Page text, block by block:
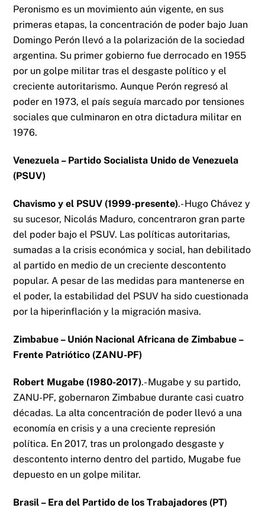
Peronismo es un movimiento aún vigente, en sus
primeras etapas, la concentración de poder bajo Juan
Domingo Perón llevó a la polarización de la sociedad
argentina. Su primer gobierno fue derrocado en 1955
por un golpe militar tras el desgaste político y el
creciente autoritarismo. Aunque Perón regresó al
poder en 1973, el país seguía marcado por tensiones
sociales que culminaron en otra dictadura militar en
1976.
Venezuela – Partido Socialista Unido de Venezuela
(PSUV)
Chavismo y el PSUV (1999-presente).- Hugo Chávez y
su sucesor, Nicolás Maduro, concentraron gran parte
del poder bajo el PSUV. Las políticas autoritarias,
sumadas a la crisis económica y social, han debilitado
al partido en medio de un creciente descontento
popular. A pesar de las medidas para mantenerse en
el poder, la estabilidad del PSUV ha sido cuestionada
por la hiperinflación y la migración masiva.
Zimbabue – Unión Nacional Africana de Zimbabue –
Frente Patriótico (ZANU-PF)
Robert Mugabe (1980-2017).- Mugabe y su partido,
ZANU-PF, gobernaron Zimbabue durante casi cuatro
décadas. La alta concentración de poder llevó a una
economía en crisis y a una creciente represión
política. En 2017, tras un prolongado desgaste y
descontento interno dentro del partido, Mugabe fue
depuesto en un golpe militar.
Brasil – Era del Partido de los Trabajadores (PT)